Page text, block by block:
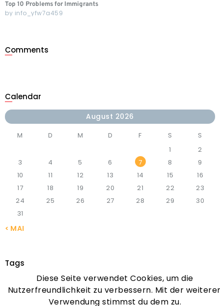
Top 10 Problems for Immigrants
by info_yfw7a459
Comments
Calendar
August 2026
M D M D F S
S
1
2
3
4 5 6 7 8
9
10
11 12 13 14 15
16
17
18 19 20 21 22
23
24
25 26 27 28 29
30
31
« MAI
Tags
APPLICATION CONSULTATION FAMILY IMMIGRANTS
WORK
Diese Seite verwendet Cookies, um die
Nutzerfreundlichkeit zu verbessern. Mit der
Verwendung stimmst du dem zu.